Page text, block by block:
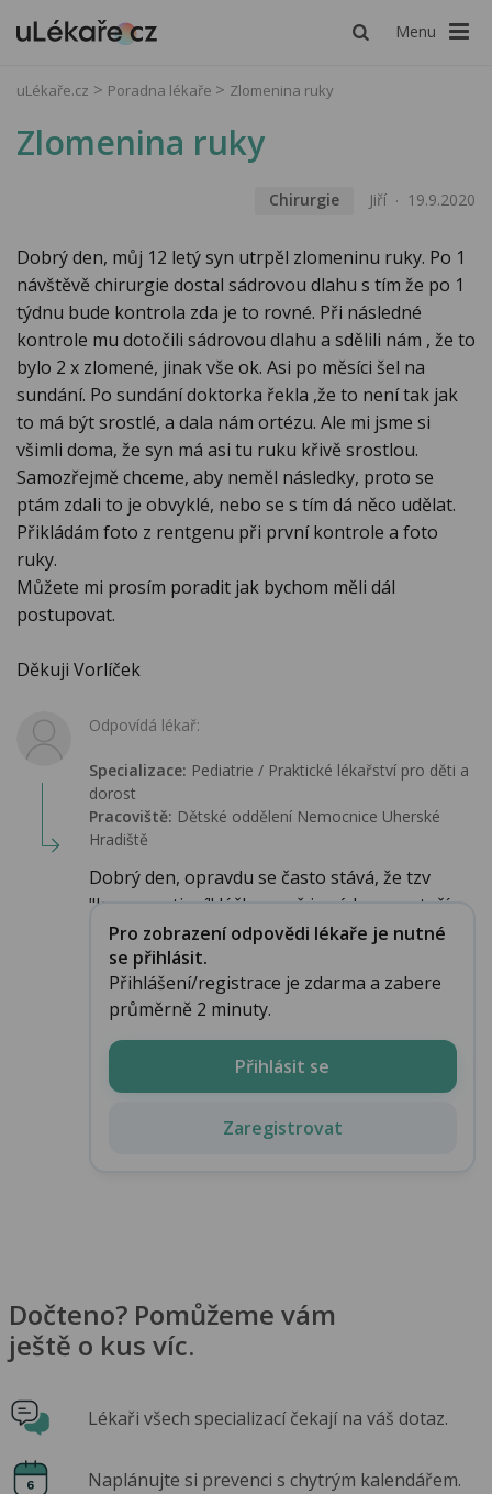
Menu
uLékaře.cz Poradna lékaře Zlomenina ruky
Zlomenina ruky
Chirurgie Jiří 19.9.2020
Dobrý den, můj 12 letý syn utrpěl zlomeninu ruky. Po 1
návštěvě chirurgie dostal sádrovou dlahu s tím že po 1
týdnu bude kontrola zda je to rovné. Při následné
kontrole mu dotočili sádrovou dlahu a sdělili nám , že to
bylo 2 x zlomené, jinak vše ok. Asi po měsíci šel na
sundání. Po sundání doktorka řekla ,že to není tak jak
to má být srostlé, a dala nám ortézu. Ale mi jsme si
všimli doma, že syn má asi tu ruku křivě srostlou.
Samozřejmě chceme, aby neměl následky, proto se
ptám zdali to je obvyklé, nebo se s tím dá něco udělat.
Přikládám foto z rentgenu při první kontrole a foto
ruky.
Můžete mi prosím poradit jak bychom měli dál
postupovat.
Děkuji Vorlíček
Odpovídá lékař:
Specializace: Pediatrie / Praktické lékařství pro děti a
dorost
Pracoviště: Dětské oddělení Nemocnice Uherské
Hradiště
Dobrý den, opravdu se často stává, že tzv
"konzervativní" léčba - což je sádra - nestačí...
Pro zobrazení odpovědi lékaře je nutné
se přihlásit.
Přihlášení/registrace je zdarma a zabere
průměrně 2 minuty.
Přihlásit se
Zaregistrovat
Dočteno? Pomůžeme vám
ještě o kus víc.
Lékaři všech specializací čekají na váš dotaz.
Naplánujte si prevenci s chytrým kalendářem.